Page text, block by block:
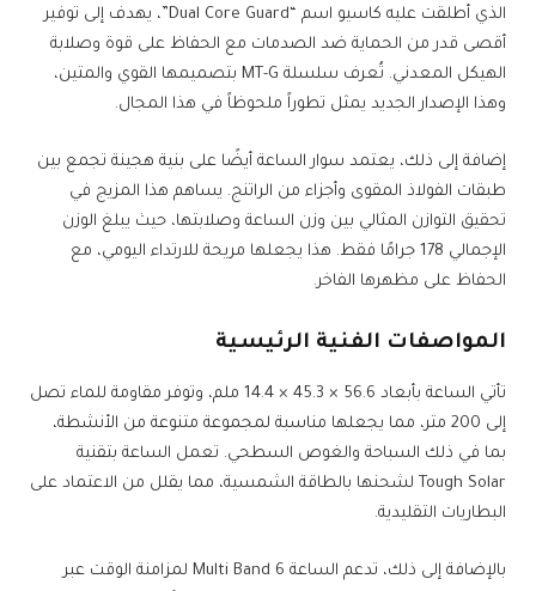
الذي أطلقت عليه كاسيو اسم “Dual Core Guard”، يهدف إلى توفير
أقصى قدر من الحماية ضد الصدمات مع الحفاظ على قوة وصلابة
الهيكل المعدني. تُعرف سلسلة MT-G بتصميمها القوي والمتين،
وهذا الإصدار الجديد يمثل تطوراً ملحوظاً في هذا المجال.
إضافة إلى ذلك، يعتمد سوار الساعة أيضًا على بنية هجينة تجمع بين
طبقات الفولاذ المقوى وأجزاء من الراتنج. يساهم هذا المزيج في
تحقيق التوازن المثالي بين وزن الساعة وصلابتها، حيث يبلغ الوزن
الإجمالي 178 جرامًا فقط. هذا يجعلها مريحة للارتداء اليومي، مع
الحفاظ على مظهرها الفاخر.
المواصفات الفنية الرئيسية
تأتي الساعة بأبعاد 56.6 × 45.3 × 14.4 ملم، وتوفر مقاومة للماء تصل
إلى 200 متر، مما يجعلها مناسبة لمجموعة متنوعة من الأنشطة،
بما في ذلك السباحة والغوص السطحي. تعمل الساعة بتقنية
Tough Solar لشحنها بالطاقة الشمسية، مما يقلل من الاعتماد على
البطاريات التقليدية.
بالإضافة إلى ذلك، تدعم الساعة Multi Band 6 لمزامنة الوقت عبر